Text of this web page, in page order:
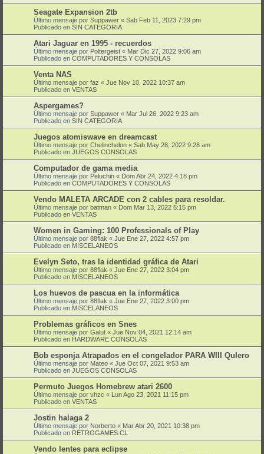
Seagate Expansion 2tb
Último mensaje por Suppawer « Sab Feb 11, 2023 7:29 pm
Publicado en SIN CATEGORIA
Atari Jaguar en 1995 - recuerdos
Último mensaje por Poltergeist « Mar Dic 27, 2022 9:06 am
Publicado en COMPUTADORES Y CONSOLAS
Venta NAS
Último mensaje por faz « Jue Nov 10, 2022 10:37 am
Publicado en VENTAS
Aspergames?
Último mensaje por Suppawer « Mar Jul 26, 2022 9:23 am
Publicado en SIN CATEGORIA
Juegos atomiswave en dreamcast
Último mensaje por Chelinchelon « Sab May 28, 2022 9:28 am
Publicado en JUEGOS CONSOLAS
Computador de gama media
Último mensaje por Peluchin « Dom Abr 24, 2022 4:18 pm
Publicado en COMPUTADORES Y CONSOLAS
Vendo MALETA ARCADE con 2 cables para resoldar.
Último mensaje por batman « Dom Mar 13, 2022 5:15 pm
Publicado en VENTAS
Women in Gaming: 100 Professionals of Play
Último mensaje por 88flak « Jue Ene 27, 2022 4:57 pm
Publicado en MISCELANEOS
Evelyn Seto, tras la identidad gráfica de Atari
Último mensaje por 88flak « Jue Ene 27, 2022 3:04 pm
Publicado en MISCELANEOS
Los huevos de pascua en la informática
Último mensaje por 88flak « Jue Ene 27, 2022 3:00 pm
Publicado en MISCELANEOS
Problemas gráficos en Snes
Último mensaje por Galut « Jue Nov 04, 2021 12:14 am
Publicado en HARDWARE CONSOLAS
Bob esponja Atrapados en el congelador PARA WIII QuIero
Último mensaje por Mateo « Jue Oct 07, 2021 9:53 am
Publicado en JUEGOS CONSOLAS
Permuto Juegos Homebrew atari 2600
Último mensaje por vhzc « Lun Ago 23, 2021 11:15 pm
Publicado en VENTAS
Jostin halaga 2
Último mensaje por Norberto « Mar Abr 20, 2021 10:38 pm
Publicado en RETROGAMES.CL
Vendo lentes para eclipse